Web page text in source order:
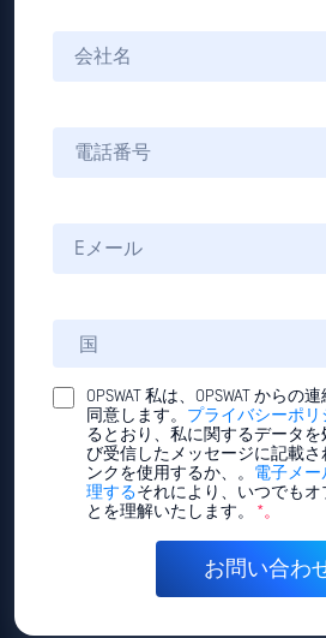
OPSWAT 私は、OPSWAT からの
同意します。 プライバシーポリ
るとおり、私に関するデータを
び受信したメッセージに記載さ
ンクを使用するか、。 電子メー
理するそれにより、いつでも
とを理解いたします。
*。